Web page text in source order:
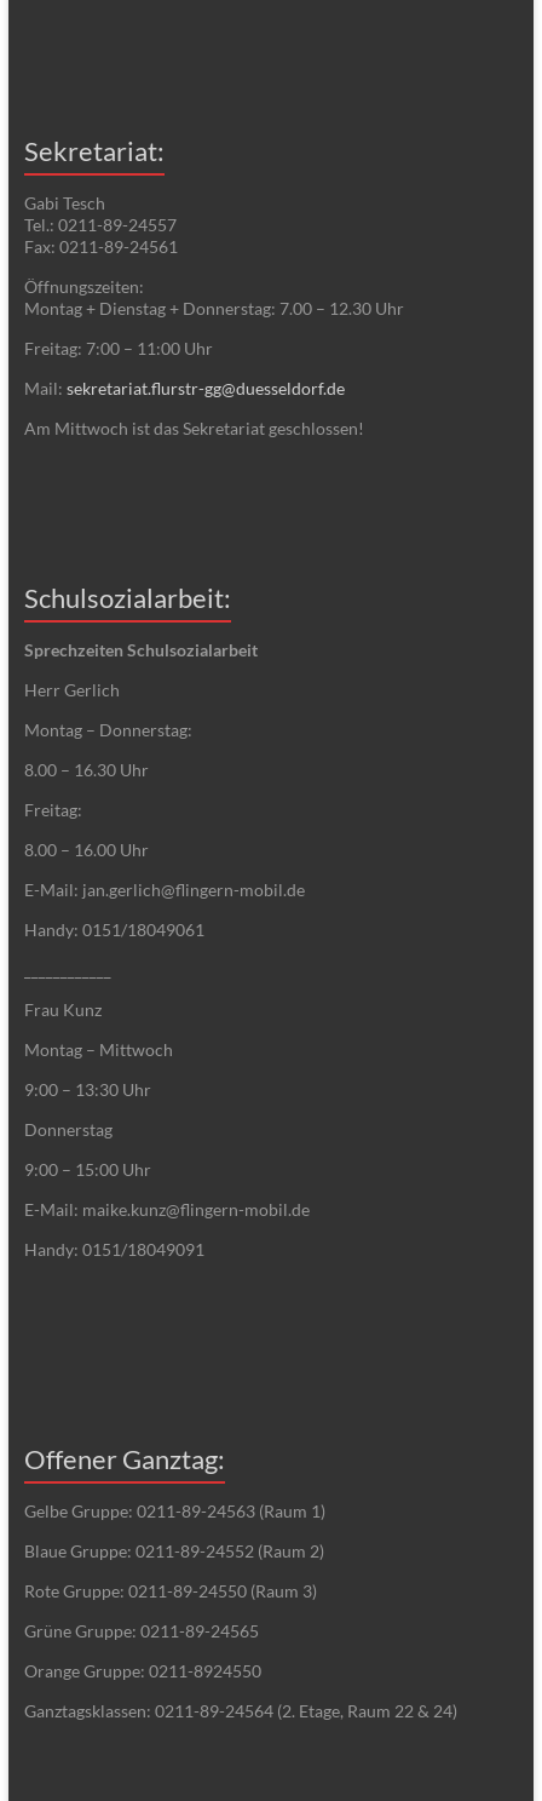
Sekretariat:
Gabi Tesch
Tel.: 0211-89-24557
Fax: 0211-89-24561
Öffnungszeiten:
Montag + Dienstag + Donnerstag: 7.00 – 12.30 Uhr
Freitag: 7:00 – 11:00 Uhr
Mail: sekretariat.flurstr-gg@duesseldorf.de
Am Mittwoch ist das Sekretariat geschlossen!
Schulsozialarbeit:
Sprechzeiten Schulsozialarbeit
Herr Gerlich
Montag – Donnerstag:
8.00 – 16.30 Uhr
Freitag:
8.00 – 16.00 Uhr
E-Mail: jan.gerlich@flingern-mobil.de
Handy: 0151/18049061
Frau Kunz
Montag – Mittwoch
9:00 – 13:30 Uhr
Donnerstag
9:00 – 15:00 Uhr
E-Mail: maike.kunz@flingern-mobil.de
Handy: 0151/18049091
Offener Ganztag:
Gelbe Gruppe: 0211-89-24563 (Raum 1)
Blaue Gruppe: 0211-89-24552 (Raum 2)
Rote Gruppe: 0211-89-24550 (Raum 3)
Grüne Gruppe: 0211-89-24565
Orange Gruppe: 0211-8924550
Ganztagsklassen: 0211-89-24564 (2. Etage, Raum 22 & 24)